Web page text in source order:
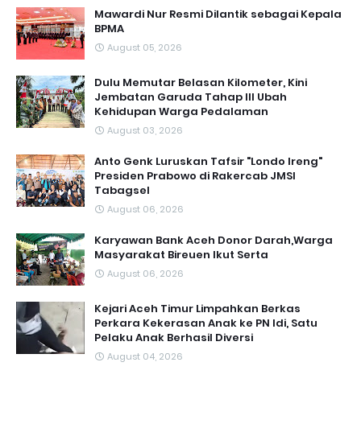
Mawardi Nur Resmi Dilantik sebagai Kepala
BPMA
August 05, 2026
Dulu Memutar Belasan Kilometer, Kini
Jembatan Garuda Tahap III Ubah
Kehidupan Warga Pedalaman ‎
August 03, 2026
Anto Genk Luruskan Tafsir "Londo Ireng"
Presiden Prabowo di Rakercab JMSI
Tabagsel
August 06, 2026
Karyawan Bank Aceh Donor Darah,Warga
Masyarakat Bireuen Ikut Serta
August 06, 2026
Kejari Aceh Timur Limpahkan Berkas
Perkara Kekerasan Anak ke PN Idi, Satu
Pelaku Anak Berhasil Diversi
August 04, 2026